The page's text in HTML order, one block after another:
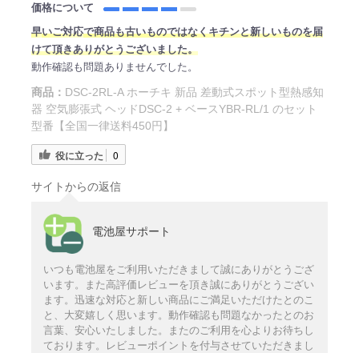
価格について
早いご対応で商品も古いものではなくキチンと新しいものを届
けて頂きありがとうございました。
動作確認も問題ありませんでした。
商品： DSC-2RL-A ホーチキ 新品 差動式スポット型熱感知
器 空気膨張式 ヘッドDSC-2 + ベースYBR-RL/1 のセット
型番【全国一律送料450円】
役に立った 0
サイトからの返信
電池屋サポート
いつも電池屋をご利用いただきまして誠にありがとうござ
います。また高評価レビューを頂き誠にありがとうござい
ます。迅速な対応と新しい商品にご満足いただけたとのこ
と、大変嬉しく思います。動作確認も問題なかったとのお
言葉、安心いたしました。またのご利用を心よりお待ちし
ております。レビューポイントを付与させていただきまし